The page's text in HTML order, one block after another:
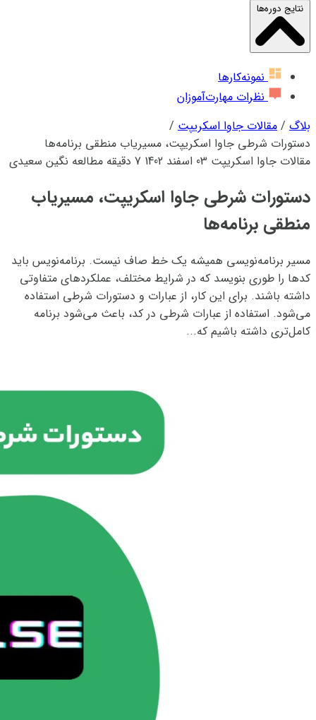
نتایج دوره‌ها
نمونه‌کارها
نظرات مهارت‌آموزان
بلاگ / مقالات جاوا اسکریپت /
دستورات شرطی جاوا اسکریپت، مسیریاب منطقی برنامه‌ها
مقالات جاوا اسکریپت 03 اسفند 1402 7 دقیقه مطالعه نگین سعیدی
دستورات شرطی جاوا اسکریپت، مسیریاب
منطقی برنامه‌ها
مسیر برنامه‌نویسی همیشه یک خط صاف نیست. برنامه‌نویس باید
کدها را طوری بنویسد که در شرایط مختلف، عملکردهای متفاوتی
داشته باشند. برای این کار، از عبارات و دستورات شرطی استفاده
می‌شود. استفاده از عبارات شرطی در کد، باعث می‌شود برنامه
کامل‌تری داشته باشیم که...